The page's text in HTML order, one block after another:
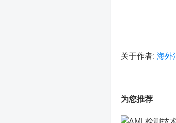
关于作者: 海外
为您推荐